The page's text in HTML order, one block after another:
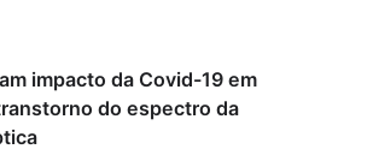
impacto da Covid-19 em
do espectro da